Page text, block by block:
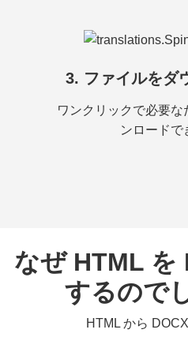
3. ファイルをダ
ワンクリックで必要な
ンロードで
なぜ HTML を
するので
HTML から